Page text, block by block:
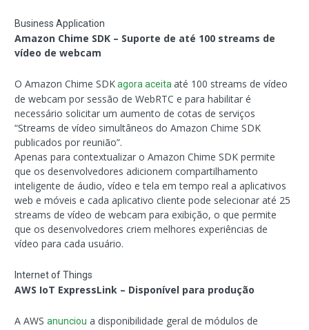
Business Application
Amazon Chime SDK – Suporte de até 100 streams de
vídeo de webcam
O Amazon Chime SDKagora aceitaaté 100 streams de vídeo
de webcam por sessão de WebRTC e para habilitar é
necessário solicitar um aumento de cotas de serviços
“Streams de vídeo simultâneos do Amazon Chime SDK
publicados por reunião”.
Apenas para contextualizar o Amazon Chime SDK permite
que os desenvolvedores adicionem compartilhamento
inteligente de áudio, vídeo e tela em tempo real a aplicativos
web e móveis e cada aplicativo cliente pode selecionar até 25
streams de vídeo de webcam para exibição, o que permite
que os desenvolvedores criem melhores experiências de
vídeo para cada usuário.
Internet of Things
AWS IoT ExpressLink – Disponível para produção
A AWSanunciou a disponibilidade geral de módulos de